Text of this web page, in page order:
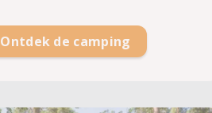
Ontdek de camping